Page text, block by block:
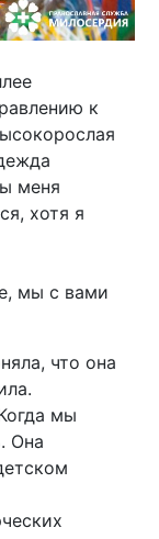
к
меня
хотя я
мы с вами
что она
мы
Она